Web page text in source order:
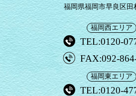
福岡県福岡市早良区田
福岡西エリア
TEL:0120-
FAX:092-
福岡東エリア
TEL:0120-